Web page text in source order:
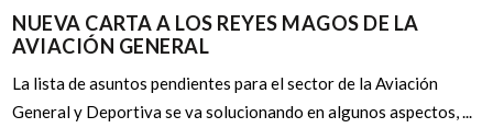
NUEVA CARTA A LOS REYES MAGOS DE LA
AVIACIÓN GENERAL
La lista de asuntos pendientes para el sector de la Aviación
General y Deportiva se va solucionando en algunos aspectos, ...